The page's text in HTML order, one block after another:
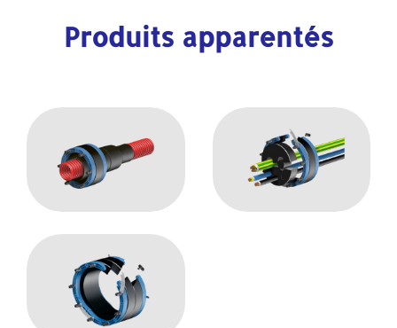
Produits apparentés